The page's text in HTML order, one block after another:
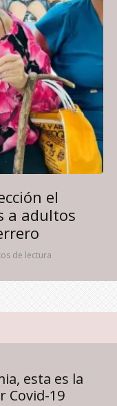
el
a adultos
de lectura
esta es la
Covid-19